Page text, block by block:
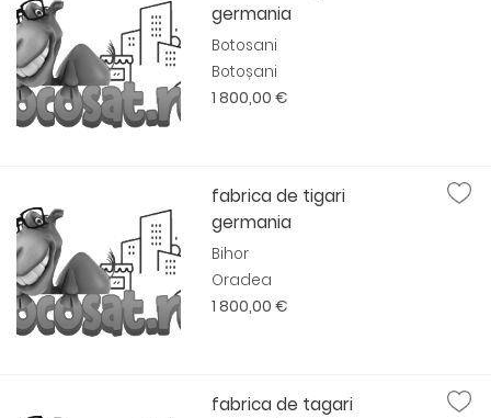
germania
Botosani
Botoșani
1 800,00 €
fabrica de tigari
germania
Bihor
Oradea
1 800,00 €
fabrica de tagari